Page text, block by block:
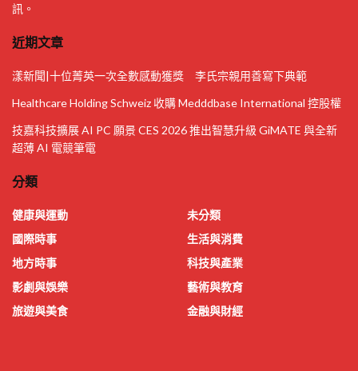
訊。
近期文章
漾新聞|十位菁英一次全數感動獲獎 李氏宗親用善寫下典範
Healthcare Holding Schweiz 收購 Medddbase International 控股權
技嘉科技擴展 AI PC 願景 CES 2026 推出智慧升級 GiMATE 與全新
超薄 AI 電競筆電
分類
健康與運動
國際時事
地方時事
影劇與娛樂
旅遊與美食
未分類
生活與消費
科技與產業
藝術與教育
金融與財經